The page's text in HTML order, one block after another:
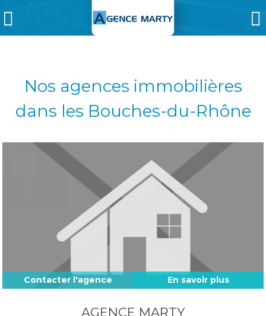
Nos agences immobilières
dans les Bouches-du-Rhône
Contacter l'agence En savoir plus
AGENCE MARTY